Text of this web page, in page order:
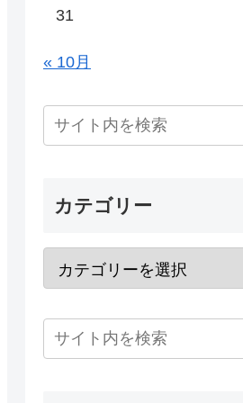
31
« 10月
カテゴリー